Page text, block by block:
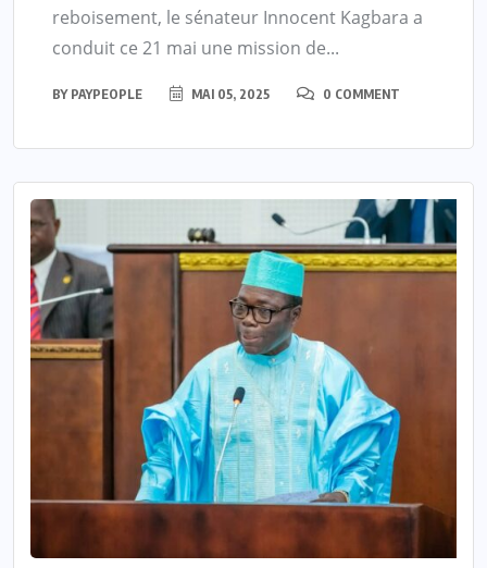
reboisement, le sénateur Innocent Kagbara a
conduit ce 21 mai une mission de...
BY PAYPEOPLE MAI 05, 2025 0 COMMENT